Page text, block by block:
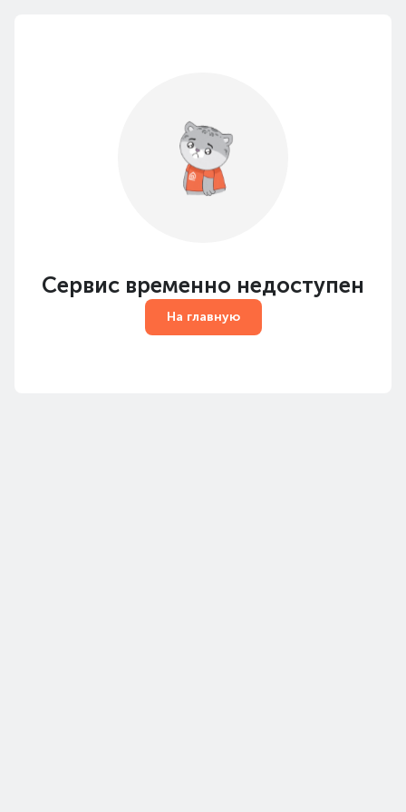
Сервис временно недоступен
На главную